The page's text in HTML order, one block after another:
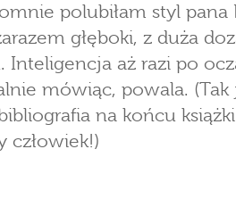
polubiłam styl pana
głęboki, z duża
Inteligencja aż razi po
mówiąc, powala. (Tak
na końcu
człowiek!)